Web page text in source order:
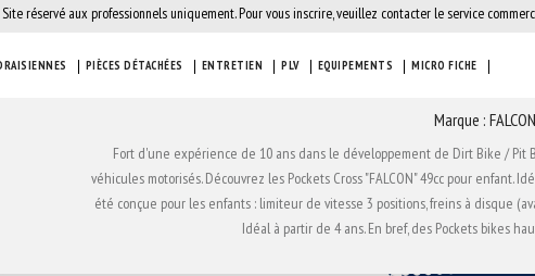
Site réservé aux professionnels uniquement. Pour vous inscrire, veuillez contacter le service
PIÈCES DÉTACHÉES ENTRETIEN PLV EQUIPEMENTS MICRO FICHE
Marque : FALCON
Fort d'une expérience de 10 ans dans le développement de Dirt Bike / Pit
véhicules motorisés. Découvrez les Pockets Cross "FALCON" 49cc pour enfant.
été conçue pour les enfants : limiteur de vitesse 3 positions, freins à disque
Idéal à partir de 4 ans. En bref, des Pockets bikes